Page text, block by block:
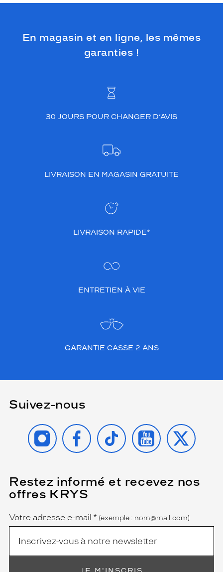
En magasin et en ligne, les mêmes
garanties !
30 JOURS POUR CHANGER D’AVIS
LIVRAISON EN MAGASIN GRATUITE
LIVRAISON RAPIDE*
ENTRETIEN À VIE
GARANTIE CASSE 2 ANS
Suivez-nous
INSTAGRAMFACEBOOK
TIKTOK YOUTUBE
X
Restez informé et recevez nos
offres KRYS
Name
Votre adresse e-mail *
(Ce
champ
est
obligatoire)
(exemple : nom@mail.com)